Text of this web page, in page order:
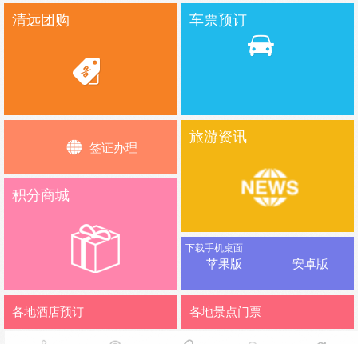
清远团购 车票预订
签证办理
旅游资讯
积分商城
下载手机桌面
苹果版 安卓版
各地酒店预订 各地景点门票